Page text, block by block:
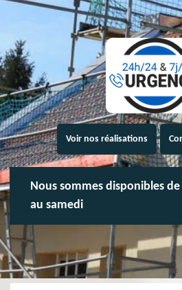
Voir nos réalisations
Nous sommes disponibles
au samedi